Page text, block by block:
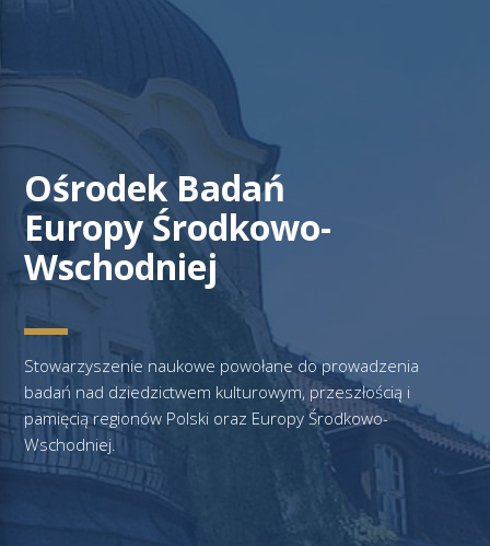
Ośrodek Badań
Europy Środkowo-
Wschodniej
Stowarzyszenie naukowe powołane do prowadzenia
badań nad dziedzictwem kulturowym, przeszłością i
pamięcią regionów Polski oraz Europy Środkowo-
Wschodniej.